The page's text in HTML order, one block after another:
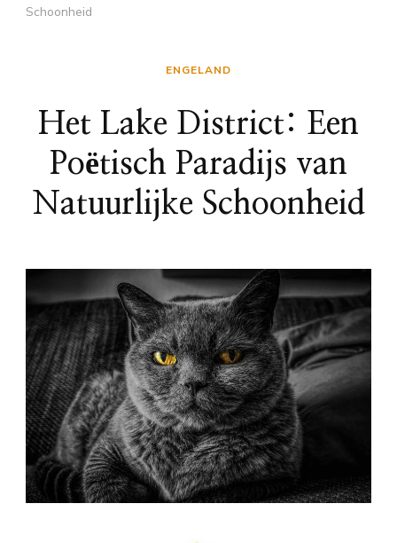
Schoonheid
ENGELAND
Het Lake District: Een
Poëtisch Paradijs van
Natuurlijke Schoonheid